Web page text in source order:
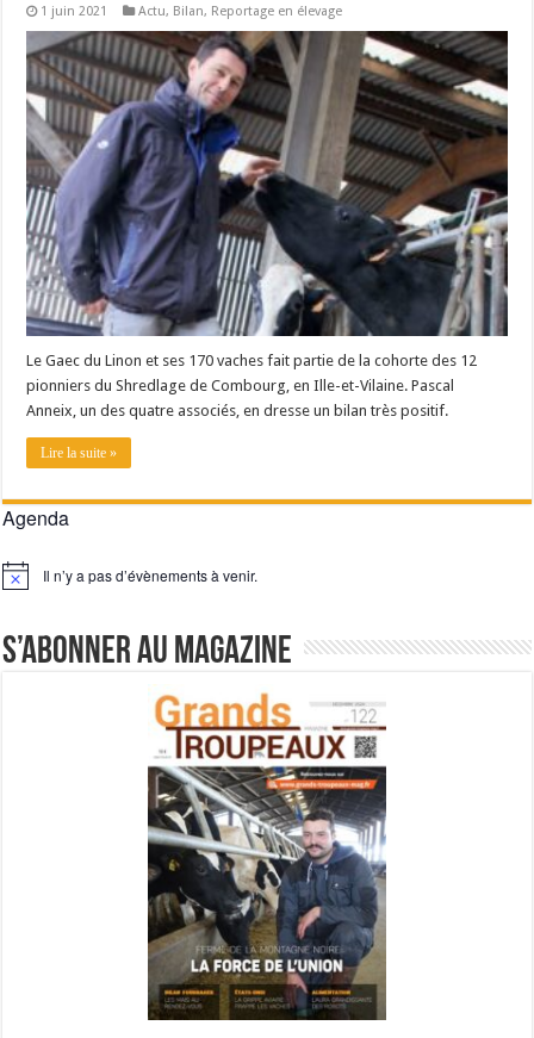
Les canicules freinent la collecte laitière
1 juin 2021 Actu, Bilan, Reportage en élevage
Le Gaec du Linon et ses 170 vaches fait partie de la cohorte des 12
pionniers du Shredlage de Combourg, en Ille-et-Vilaine. Pascal
Anneix, un des quatre associés, en dresse un bilan très positif.
Lire la suite »
Agenda
Notice Il n’y a pas d’évènements à venir.
S’abonner au magazine